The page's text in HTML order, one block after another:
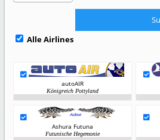
Alle Airlines
autoAIR
Königreich Pottyland
Ashura Futuna
Futunische Hegemonie